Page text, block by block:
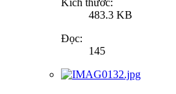
Kích thước:
483.3 KB
Đọc:
145